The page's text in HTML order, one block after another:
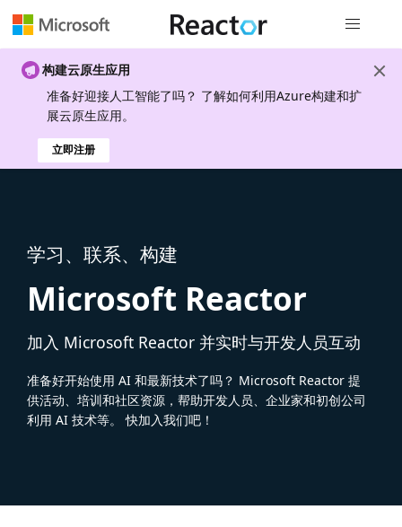
构建云原生应用
准备好迎接人工智能了吗？ 了解如何利用Azure构建和扩
展云原生应用。
立即注册
学习、联系、构建
Microsoft Reactor
加入 Microsoft Reactor 并实时与开发人员互动
准备好开始使用 AI 和最新技术了吗？ Microsoft Reactor 提
供活动、培训和社区资源，帮助开发人员、企业家和初创公司
利用 AI 技术等。 快加入我们吧！